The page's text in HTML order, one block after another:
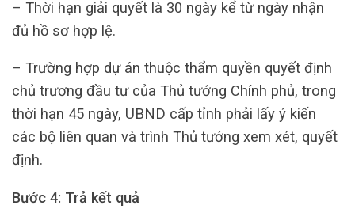
– Thời hạn giải quyết là 30 ngày kể từ ngày nhận
đủ hồ sơ hợp lệ.
– Trường hợp dự án thuộc thẩm quyền quyết định
chủ trương đầu tư của Thủ tướng Chính phủ, trong
thời hạn 45 ngày, UBND cấp tỉnh phải lấy ý kiến
các bộ liên quan và trình Thủ tướng xem xét, quyết
định.
Bước 4: Trả kết quả